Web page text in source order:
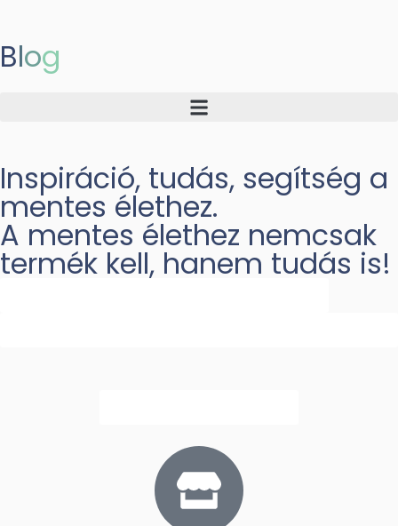
Blog
Inspiráció, tudás, segítség a
mentes élethez.
A mentes élethez nemcsak
termék kell, hanem tudás is!